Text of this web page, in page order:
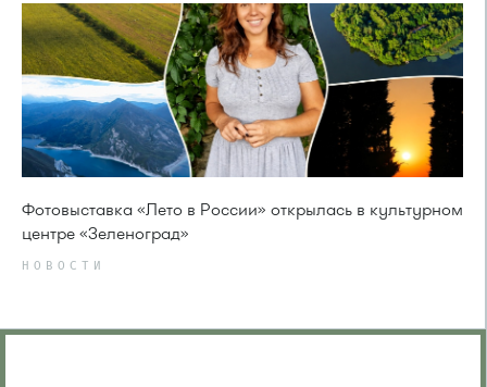
Фотовыставка «Лето в России» открылась в культурном
центре «Зеленоград»
НОВОСТИ